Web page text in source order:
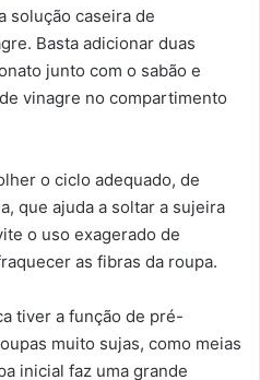
solução caseira de
Basta adicionar duas
junto com o sabão e
vinagre no compartimento
o ciclo adequado, de
que ajuda a soltar a sujeira
o uso exagerado de
as fibras da roupa.
tiver a função de pré-
muito sujas, como meias
inicial faz uma grande